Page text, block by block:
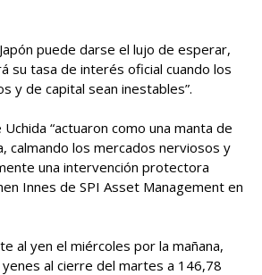
puede darse el lujo de esperar,
su tasa de interés oficial cuando los
y de capital sean inestables”.
“actuaron como una manta de
calmando los mercados nerviosos y
una intervención protectora
Innes de SPI Asset Management en
al yen el miércoles por la mañana,
al cierre del martes a 146,78